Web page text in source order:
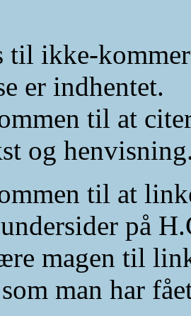
til ikke-
er indhentet.
til at
og
til at
på
magen til
man har